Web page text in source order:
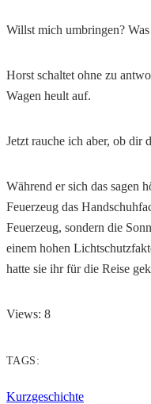
Willst mich umbringen?
Horst schaltet ohne zu
Wagen heult auf.
Jetzt rauche ich aber, ob dir
Während er sich das sagen
Feuerzeug das
Feuerzeug, sondern die
einem hohen
hatte sie ihr für die Reise
Views: 8
TAGS:
Kurzgeschichte